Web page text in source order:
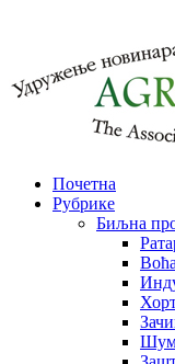
Почетна
Рубрике
Биљна